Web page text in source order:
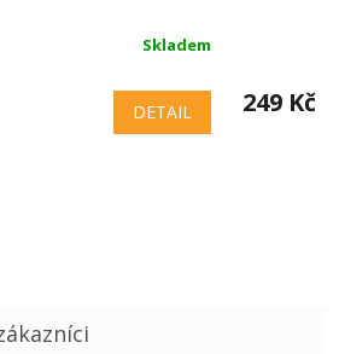
Skladem
DETAIL 249 Kč